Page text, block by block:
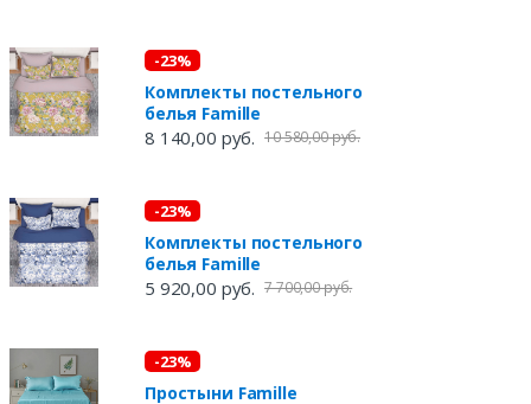
-23%
Комплекты постельного
белья Famille
8 140,00 руб. 10 580,00 руб.
-23%
Комплекты постельного
белья Famille
5 920,00 руб. 7 700,00 руб.
-23%
Простыни Famille